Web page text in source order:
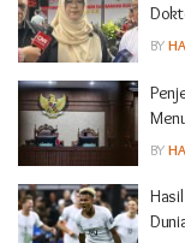
BY
BY